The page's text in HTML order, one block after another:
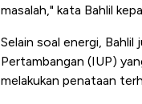
masalah," kata Bahlil
Selain soal energi, Bahlil
Pertambangan (IUP)
melakukan penataan